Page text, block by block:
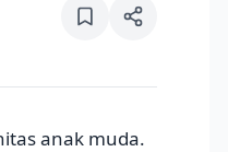
anak muda.